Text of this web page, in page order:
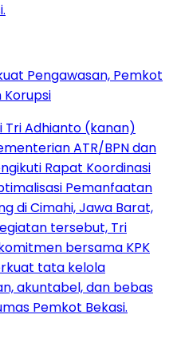
Pengawasan, Pemkot
Korupsi